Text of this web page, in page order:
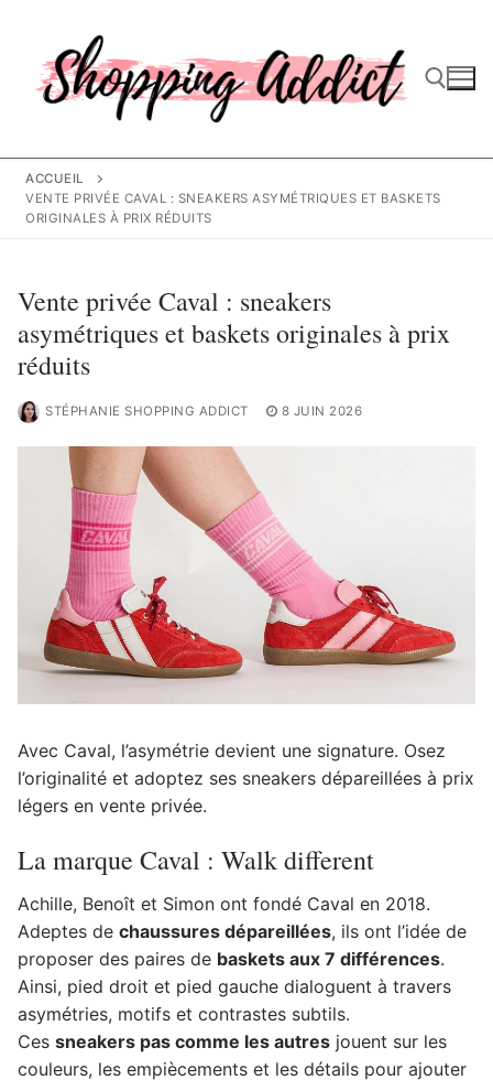
contenu
ACCUEIL
VENTE PRIVÉE CAVAL : SNEAKERS ASYMÉTRIQUES ET BASKETS
ORIGINALES À PRIX RÉDUITS
Vente privée Caval : sneakers
asymétriques et baskets originales à prix
réduits
STÉPHANIE SHOPPING ADDICT 8 JUIN 2026
Avec Caval, l’asymétrie devient une signature. Osez
l’originalité et adoptez ses sneakers dépareillées à prix
légers en vente privée.
La marque Caval : Walk different
Achille, Benoît et Simon ont fondé Caval en 2018.
Adeptes de chaussures dépareillées, ils ont l’idée de
proposer des paires de baskets aux 7 différences.
Ainsi, pied droit et pied gauche dialoguent à travers
asymétries, motifs et contrastes subtils.
Ces sneakers pas comme les autres jouent sur les
couleurs, les empiècements et les détails pour ajouter